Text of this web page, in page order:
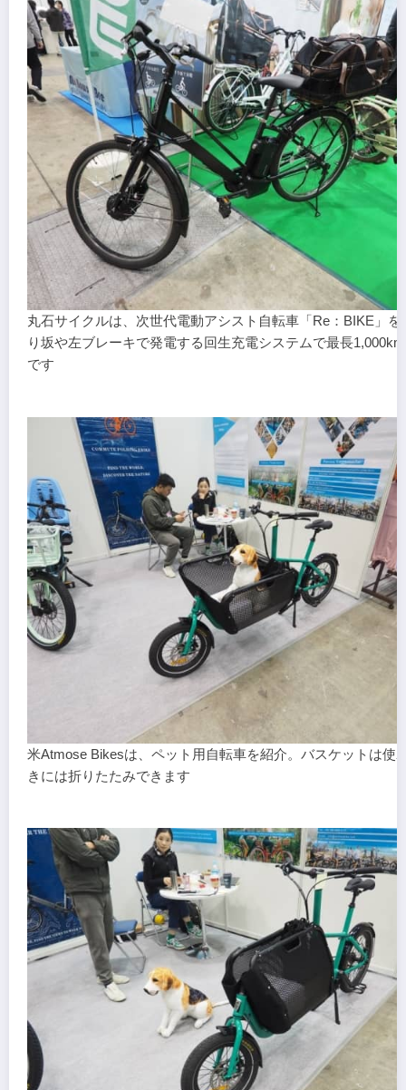
丸石サイクルは、次世代電動アシスト自転車「Re：BIKE」を
り坂や左ブレーキで発電する回生充電システムで最長
です
米Atmose Bikesは、ペット用自転車を紹介。バスケットは使
きには折りたたみできます